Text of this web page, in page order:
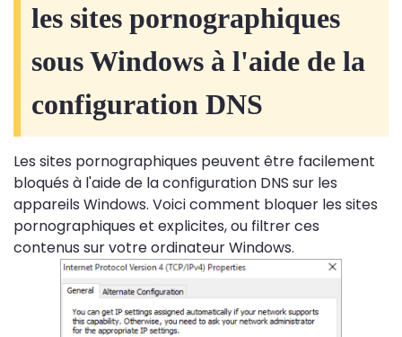
les sites pornographiques
sous Windows à l'aide de la
configuration DNS
Les sites pornographiques peuvent être facilement
bloqués à l'aide de la configuration DNS sur les
appareils Windows. Voici comment bloquer les sites
pornographiques et explicites, ou filtrer ces
contenus sur votre ordinateur Windows.